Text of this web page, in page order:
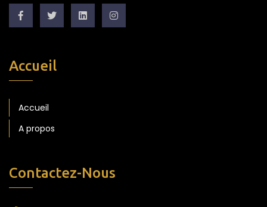
Accueil
Accueil
A propos
Contactez-Nous